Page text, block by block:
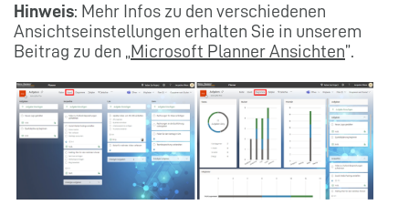
Hinweis: Mehr Infos zu den verschiedenen
Ansichtseinstellungen erhalten Sie in unserem
Beitrag zu den „ Microsoft Planner Ansichten”.